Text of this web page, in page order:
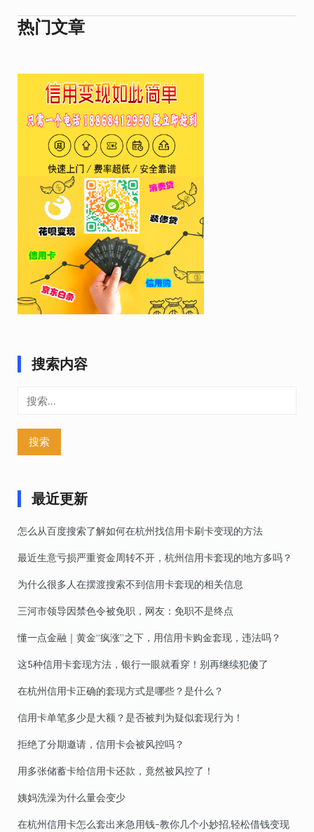
航
热门文章
搜索内容
最近更新
怎么从百度搜索了解如何在杭州找信用卡刷卡变现的方法
最近生意亏损严重资金周转不开，杭州信用卡套现的地方多吗？
为什么很多人在摆渡搜索不到信用卡套现的相关信息
三河市领导因禁色令被免职，网友：免职不是终点
懂一点金融｜黄金“疯涨”之下，用信用卡购金套现，违法吗？
这5种信用卡套现方法，银行一眼就看穿！别再继续犯傻了
在杭州信用卡正确的套现方式是哪些？是什么？
信用卡单笔多少是大额？是否被判为疑似套现行为！
拒绝了分期邀请，信用卡会被风控吗？
用多张储蓄卡给信用卡还款，竟然被风控了！
姨妈洗澡为什么量会变少
在杭州信用卡怎么套出来急用钱-教你几个小妙招,轻松借钱变现